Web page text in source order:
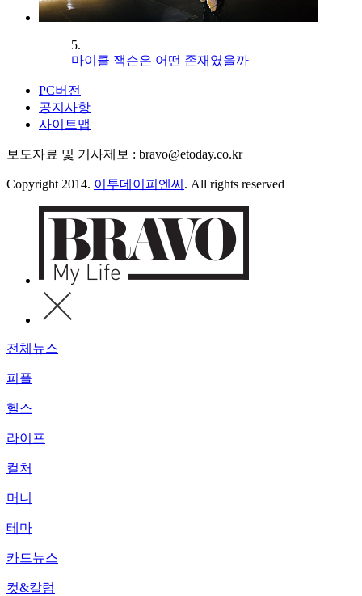
5.
마이클 잭슨은 어떤 존재였을까
PC버전
공지사항
사이트맵
보도자료 및 기사제보 : bravo@etoday.co.kr
Copyright 2014. 이투데이피엔씨 . All rights reserved
전체뉴스
피플
헬스
라이프
컬처
머니
테마
카드뉴스
컷&칼럼